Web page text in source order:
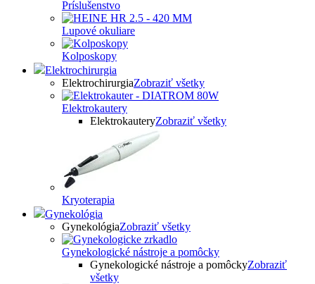
Príslušenstvo
Lupové okuliare
Kolposkopy
Elektrochirurgia
ElektrochirurgiaZobraziť všetky
Elektrokautery
ElektrokauteryZobraziť všetky
Kryoterapia
Gynekológia
GynekológiaZobraziť všetky
Gynekologické nástroje a pomôcky
Gynekologické nástroje a pomôckyZobraziť
všetky